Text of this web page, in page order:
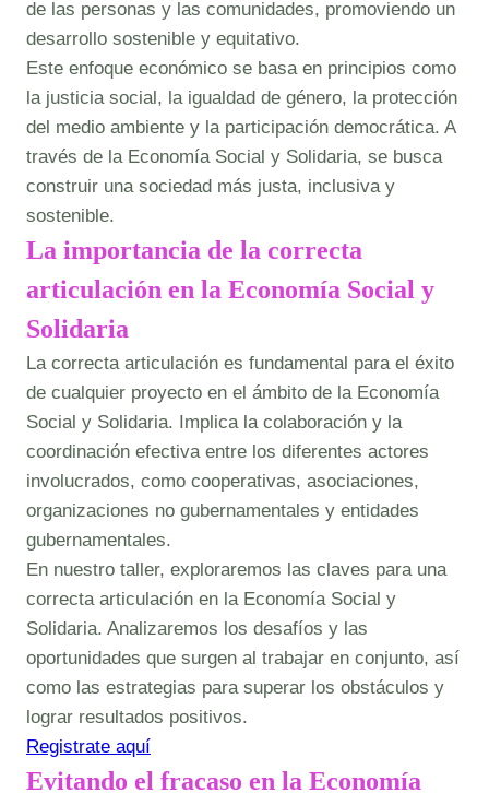
de las personas y las comunidades, promoviendo un
desarrollo sostenible y equitativo.
Este enfoque económico se basa en principios como
la justicia social, la igualdad de género, la protección
del medio ambiente y la participación democrática. A
través de la Economía Social y Solidaria, se busca
construir una sociedad más justa, inclusiva y
sostenible.
La importancia de la correcta
articulación en la Economía Social y
Solidaria
La correcta articulación es fundamental para el éxito
de cualquier proyecto en el ámbito de la Economía
Social y Solidaria. Implica la colaboración y la
coordinación efectiva entre los diferentes actores
involucrados, como cooperativas, asociaciones,
organizaciones no gubernamentales y entidades
gubernamentales.
En nuestro taller, exploraremos las claves para una
correcta articulación en la Economía Social y
Solidaria. Analizaremos los desafíos y las
oportunidades que surgen al trabajar en conjunto, así
como las estrategias para superar los obstáculos y
lograr resultados positivos.
Registrate aquí
Evitando el fracaso en la Economía